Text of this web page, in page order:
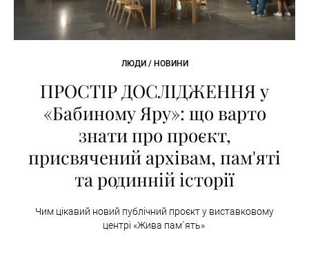
ЛЮДИ / НОВИНИ
ПРОСТІР ДОСЛІДЖЕННЯ у
«Бабиному Яру»: що варто
знати про проєкт,
присвячений архівам, пам'яті
та родинній історії
Чим цікавий новий публічний проєкт у виставковому
центрі «Жива пам`ять»